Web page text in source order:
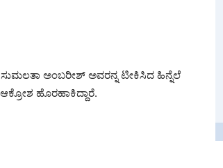
ಅಂಬರೀಶ್ ಅವರನ್ನ ಟೀಕಿಸಿದ ಹಿನ್ನೆಲೆ
ಹೊರಹಾಕಿದ್ದಾರೆ.